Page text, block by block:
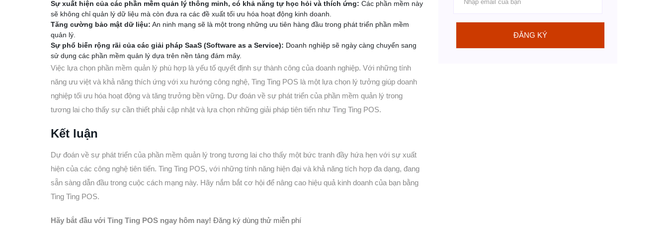
Sự xuất hiện của các phần mềm quản lý thông minh, có khả năng tự học hỏi và thích ứng: Các phần mềm này
sẽ không chỉ quản lý dữ liệu mà còn đưa ra các đề xuất tối ưu hóa hoạt động kinh doanh.
Tăng cường bảo mật dữ liệu: An ninh mạng sẽ là một trong những ưu tiên hàng đầu trong phát triển phần mềm
quản lý.
Sự phổ biến rộng rãi của các giải pháp SaaS (Software as a Service): Doanh nghiệp sẽ ngày càng chuyển sang
sử dụng các phần mềm quản lý dựa trên nền tảng đám mây.
Việc lựa chọn phần mềm quản lý phù hợp là yếu tố quyết định sự thành công của doanh nghiệp. Với những tính
năng ưu việt và khả năng thích ứng với xu hướng công nghệ, Ting Ting POS là một lựa chọn lý tưởng giúp doanh
nghiệp tối ưu hóa hoạt động và tăng trưởng bền vững. Dự đoán về sự phát triển của phần mềm quản lý trong
tương lai cho thấy sự cần thiết phải cập nhật và lựa chọn những giải pháp tiên tiến như Ting Ting POS.
Kết luận
Dự đoán về sự phát triển của phần mềm quản lý trong tương lai cho thấy một bức tranh đầy hứa hẹn với sự xuất
hiện của các công nghệ tiên tiến. Ting Ting POS, với những tính năng hiện đại và khả năng tích hợp đa dạng, đang
sẵn sàng dẫn đầu trong cuộc cách mạng này. Hãy nắm bắt cơ hội để nâng cao hiệu quả kinh doanh của bạn bằng
Ting Ting POS.
Hãy bắt đầu với Ting Ting POS ngay hôm nay! Đăng ký dùng thử miễn phí
ĐĂNG KÝ